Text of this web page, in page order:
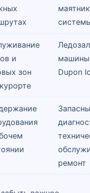
и
зон
Dupon
ремонт